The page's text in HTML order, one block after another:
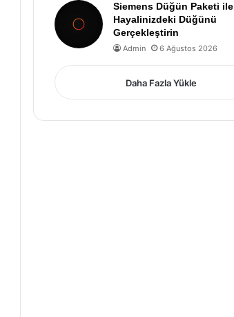
Siemens Düğün Paketi ile
Hayalinizdeki Düğünü
Gerçekleştirin
Admin 6 Ağustos 2026
Daha Fazla Yükle